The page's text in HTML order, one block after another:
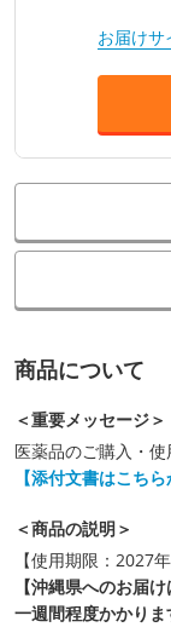
お届けサ
商品について
＜重要メッセージ＞
医薬品のご購入・使
【添付文書はこち
＜商品の説明＞
【使用期限：2027
【沖縄県へのお届
一週間程度かかりま